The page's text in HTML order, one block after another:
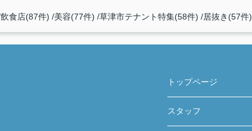
飲食店(87件) 美容(77件) 草津市テナント特集(58件) 居抜き(57件)
トップページ
スタッフ